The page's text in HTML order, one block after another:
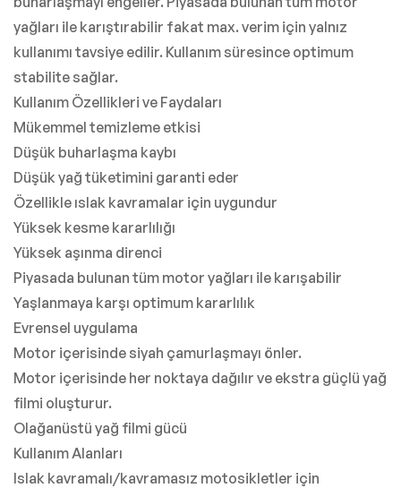
yağları ile karıştırabilir fakat max. verim için yalnız
kullanımı tavsiye edilir. Kullanım süresince optimum
stabilite sağlar.
Kullanım Özellikleri ve Faydaları
Mükemmel temizleme etkisi
Düşük buharlaşma kaybı
Düşük yağ tüketimini garanti eder
Özellikle ıslak kavramalar için uygundur
Yüksek kesme kararlılığı
Yüksek aşınma direnci
Piyasada bulunan tüm motor yağları ile karışabilir
Yaşlanmaya karşı optimum kararlılık
Evrensel uygulama
Motor içerisinde siyah çamurlaşmayı önler.
Motor içerisinde her noktaya dağılır ve ekstra güçlü yağ
filmi oluşturur.
Olağanüstü yağ filmi gücü
Kullanım Alanları
Islak kavramalı/kavramasız motosikletler için